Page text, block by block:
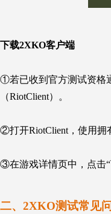
下载2XKO客户端
①若已收到官方测试资格
（RiotClient）。
②打开RiotClient，使用拥
③在游戏详情页中，点击
二、2XKO测试常见